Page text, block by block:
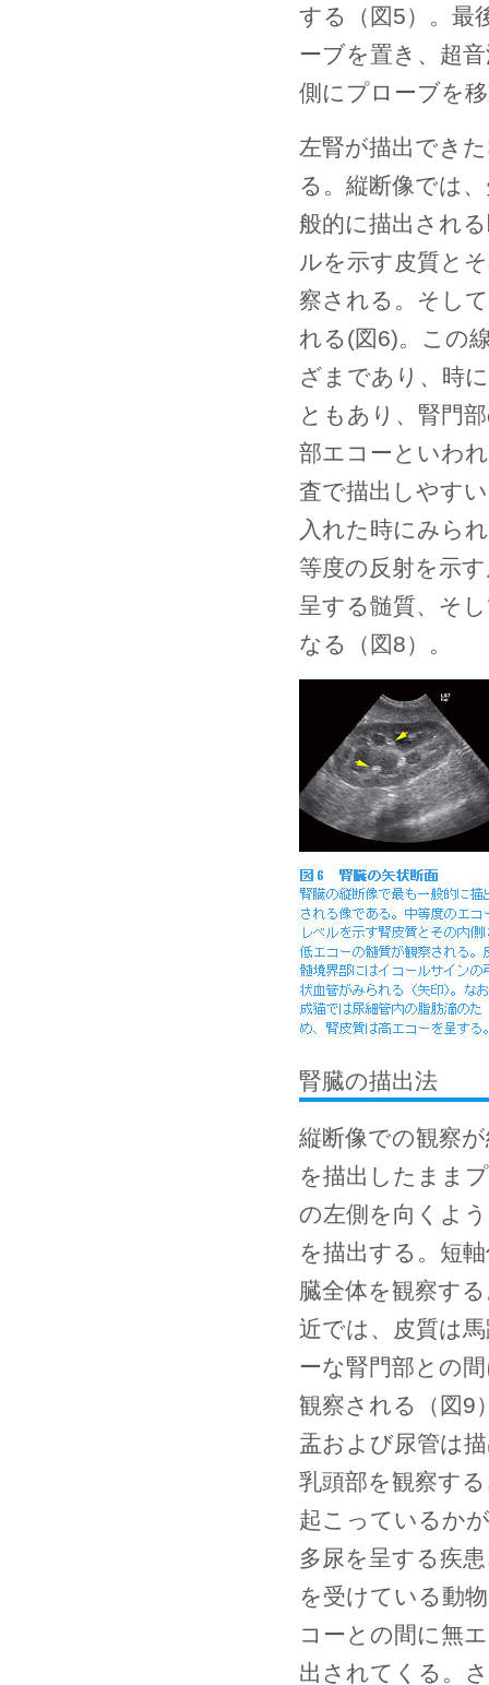
する（図5）。最
ーブを置き、超
側にプローブを
左腎が描出でき
る。縦断像では
般的に描出され
ルを示す皮質と
察される。そし
れる(図6)。この
ざまであり、時
ともあり、腎門
部エコーといわ
査で描出しやす
入れた時にみら
等度の反射を示
呈する髄質、そ
なる（図8）。
腎臓の描出法
縦断像での観察
を描出したまま
の左側を向くよ
を描出する。短
臓全体を観察す
近では、皮質は
ーな腎門部との
観察される（図9
盂および尿管は
乳頭部を観察す
起こっているか
多尿を呈する疾
を受けている動
コーとの間に無
出されてくる。